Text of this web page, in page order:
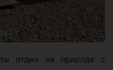
отдых на природе с